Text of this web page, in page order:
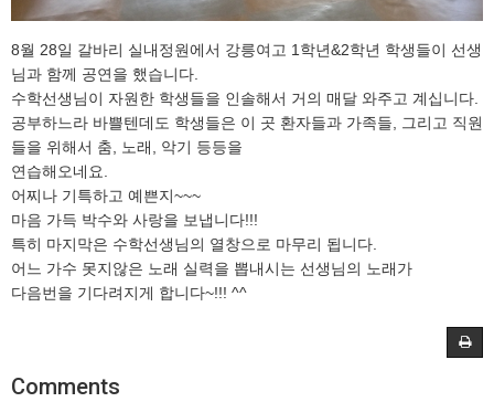
8월 28일 갈바리 실내정원에서 강릉여고 1학년&2학년 학생들이 선생
님과 함께 공연을 했습니다.
수학선생님이 자원한 학생들을 인솔해서 거의 매달 와주고 계십니다.
공부하느라 바쁠텐데도 학생들은 이 곳 환자들과 가족들, 그리고 직원
들을 위해서 춤, 노래, 악기 등등을
연습해오네요.
어찌나 기특하고 예쁜지~~~
마음 가득 박수와 사랑을 보냅니다!!!
특히 마지막은 수학선생님의 열창으로 마무리 됩니다.
어느 가수 못지않은 노래 실력을 뽑내시는 선생님의 노래가
다음번을 기다려지게 합니다~!!! ^^
Comments